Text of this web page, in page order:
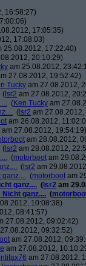
16:58:27)
17:05:35)
17:08:03)
25.08.2012, 17:22:40)
20:10:29)
am 25.08.2012,
27.08.2012, 19:52:42)
Tucky am 27.08.2012,
( lsr2 am 27.08.2012,
(Ken Tucky am
( lsr2 am
am 26.08.2012,
am 27.08.2012, 19:54:19)
am 28.08.2012,
( lsr2 am 28.08.2012,
(motorboot am
( lsr2 am
ganz.... (motorboot am
ganz.... ( lsr2 am
Nicht ganz.... (
10:08:38)
08:41:57)
27.08.2012, 09:02:42)
09:32:52)
am 27.08.2012,
am 27.08.2012,
am 27.08.2012,